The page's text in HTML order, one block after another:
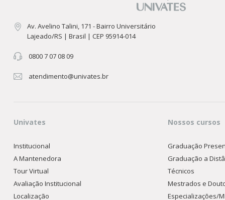
Av. Avelino Talini, 171 - Bairro Universitário
Lajeado/RS | Brasil | CEP 95914-014
0800 7 07 08 09
atendimento@univates.br
Univates
Institucional
A Mantenedora
Tour Virtual
Avaliação Institucional
Localização
Nossos cursos
Graduação
Graduação a
Técnicos
Mestrados e
Especializações/